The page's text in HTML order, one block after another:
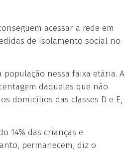
acessar a rede em
de isolamento social no
nessa faixa etária. A
daqueles que não
domicílios das classes D e E,
14% das crianças e
permanecem, diz o